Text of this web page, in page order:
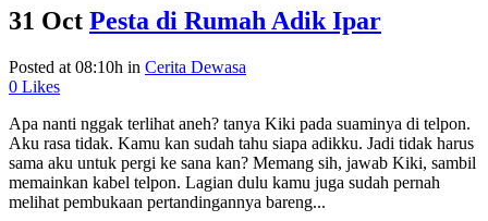
31 Oct Pesta di Rumah Adik Ipar
Posted at 08:10h in Cerita Dewasa
0 Likes
Apa nanti nggak terlihat aneh? tanya Kiki pada suaminya di telpon.
Aku rasa tidak. Kamu kan sudah tahu siapa adikku. Jadi tidak harus
sama aku untuk pergi ke sana kan? Memang sih, jawab Kiki, sambil
memainkan kabel telpon. Lagian dulu kamu juga sudah pernah
melihat pembukaan pertandingannya bareng...